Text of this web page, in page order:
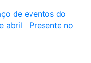
de eventos do
abril Presente no